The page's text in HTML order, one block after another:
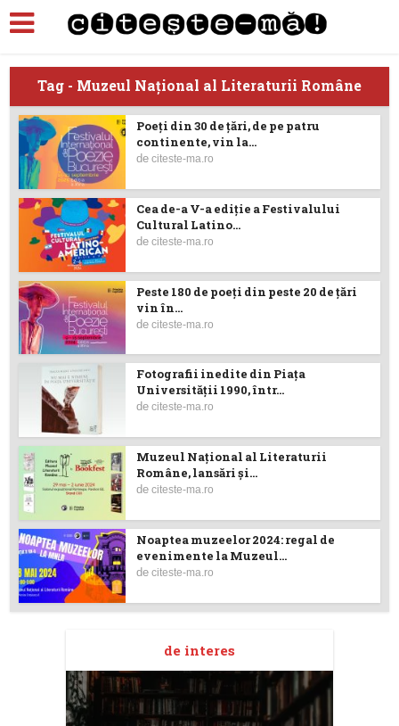
Tag - Muzeul Naţional al Literaturii Române
Poeți din 30 de țări, de pe patru
continente, vin la...
deciteste-ma.ro
Cea de-a V-a ediție a Festivalului
Cultural Latino...
deciteste-ma.ro
Peste 180 de poeți din peste 20 de țări
vin în...
deciteste-ma.ro
Fotografii inedite din Piața
Universității 1990, într...
deciteste-ma.ro
Muzeul Național al Literaturii
Române, lansări și...
deciteste-ma.ro
Noaptea muzeelor 2024: regal de
evenimente la Muzeul...
deciteste-ma.ro
de interes